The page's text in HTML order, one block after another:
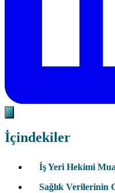
İçindekiler
İş Yeri Hekimi
Sağlık Verilerinin